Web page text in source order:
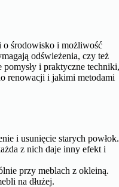
o środowisko i możliwość
odświeżenia, czy też
pomysły i praktyczne
renowacji i jakimi metodami
i usunięcie starych powłok.
z nich daje inny efekt i
przy meblach z okleiną.
na dłużej.